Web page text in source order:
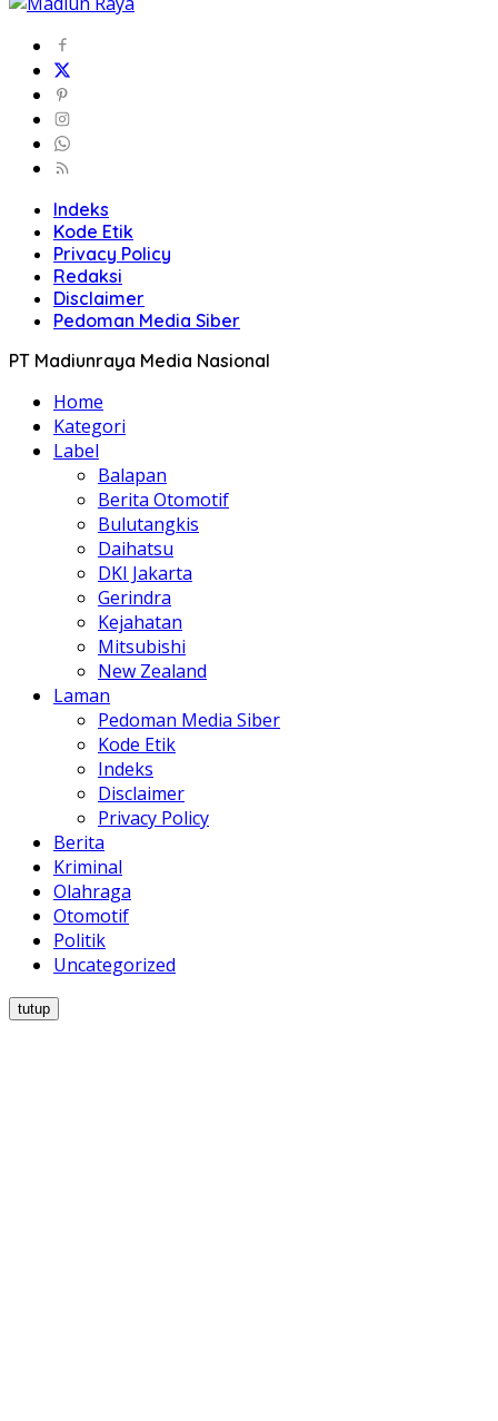
Indeks
Kode Etik
Privacy Policy
Redaksi
Disclaimer
Pedoman Media Siber
PT Madiunraya Media Nasional
Home
Kategori
Label
Balapan
Berita Otomotif
Bulutangkis
Daihatsu
DKI Jakarta
Gerindra
Kejahatan
Mitsubishi
New Zealand
Laman
Pedoman Media Siber
Kode Etik
Indeks
Disclaimer
Privacy Policy
Berita
Kriminal
Olahraga
Otomotif
Politik
Uncategorized
tutup